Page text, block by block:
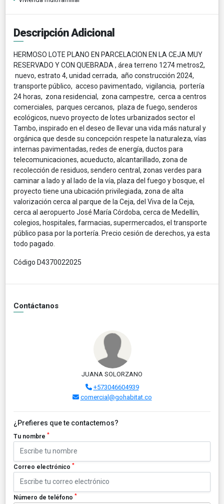
Descripción Adicional
HERMOSO LOTE PLANO EN PARCELACION EN LA CEJA MUY
RESERVADO Y CON QUEBRADA , área terreno 1274 metros2,
nuevo, estrato 4, unidad cerrada, año construcción 2024,
transporte público, acceso pavimentado, vigilancia, portería
24 horas, zona residencial, zona campestre, cerca a centros
comerciales, parques cercanos, plaza de fuego, senderos
ecológicos, nuevo proyecto de lotes urbanizados sector el
Tambo, inspirado en el deseo de llevar una vida más natural y
orgánica que desde su concepción respete la naturaleza, vías
internas pavimentadas, redes de energía, ductos para
telecomunicaciones, acueducto, alcantarillado, zona de
recolección de residuos, sendero central, zonas verdes para
caminar a lado y al lado de la vía, plaza del fuego y bosque, el
proyecto tiene una ubicación privilegiada, zona de alta
valorización cerca al parque de la Ceja, del Viva de la Ceja,
cerca al aeropuerto José María Córdoba, cerca de Medellín,
colegios, hospitales, farmacias, supermercados, el transporte
público pasa por la portería. Precio cesión de derechos, ya esta
todo pagado.
Código D4370022025
Contáctanos
JUANA SOLORZANO
+573046604939
comercial@gohabitat.co
¿Prefieres que te contactemos?
Tu nombre *
Correo electrónico *
Número de teléfono *